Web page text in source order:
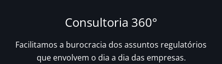
Consultoria 360°
Facilitamos a burocracia dos assuntos regulatórios
que envolvem o dia a dia das empresas.